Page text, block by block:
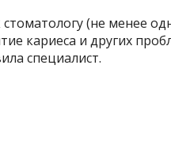
(не менее
кариеса и других
специалист.